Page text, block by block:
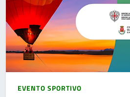
EVENTO SPORTIVO